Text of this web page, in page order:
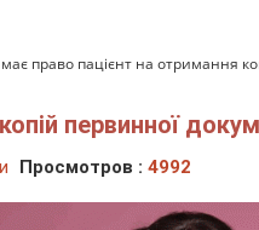
право пацієнт на отримання
первинної
Просмотров : 4992